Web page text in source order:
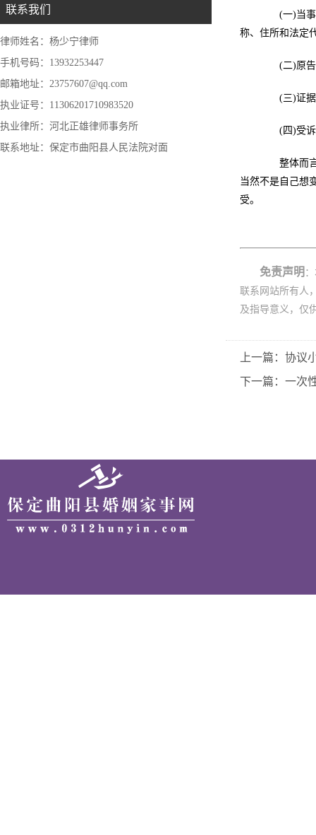
联系我们
律师姓名：杨少宁律师
手机号码：13932253447
邮箱地址：23757607@qq.com
执业证号：11306201710983520
执业律所：河北正雄律师事务所
联系地址：保定市曲阳县人民法院对面
(一)当事人
称、住所和法定
(二)原告
(三)证据
(四)受诉
整体而言
当然不是自己想
受。
免责声明
联系网站所有人
及指导意义，仅
上一篇：协议
下一篇：一次